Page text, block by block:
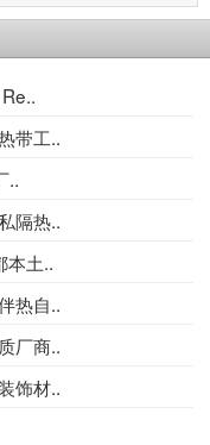
带工..
..
隔热..
本土..
热自..
厂商..
饰材..